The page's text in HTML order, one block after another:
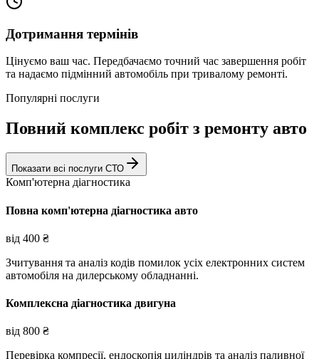
Дотримання термінів
Цінуємо ваш час. Передбачаємо точний час завершення робіт
та надаємо підмінний автомобіль при тривалому ремонті.
Популярні послуги
Повний комплекс робіт з ремонту авто
Показати всі послуги СТО
Комп'ютерна діагностика
Повна комп'ютерна діагностика авто
від 400 ₴
Зчитування та аналіз кодів помилок усіх електронних систем
автомобіля на дилерському обладнанні.
Комплексна діагностика двигуна
від 800 ₴
Перевірка компресії, ендоскопія циліндрів та аналіз паливної